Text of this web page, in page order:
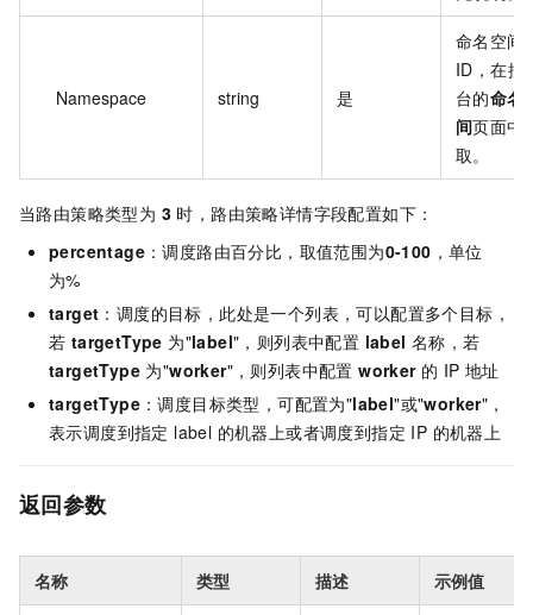
Namespace string 是
命名空间
ID，在控
台的命名
间页面中
取。
当路由策略类型为 3 时，路由策略详情字段配置如下：
percentage ：调度路由百分比，取值范围为0-100 ，单位
为%
target ：调度的目标，此处是一个列表，可以配置多个目标，
若 targetType 为"label"，则列表中配置 label 名称，若
targetType 为"worker"，则列表中配置worker的 IP 地址
targetType ：调度目标类型，可配置为"label"或"worker"，
表示调度到指定 label 的机器上或者调度到指定 IP 的机器上
返回参数
名称 类型 描述 示例值